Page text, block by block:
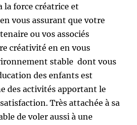
la force créatrice et
vous assurant que votre
ou vos associés
créativité en en vous
stable dont vous
des enfants est
des activités apportant le
Très attachée à sa
de voler aussi à une